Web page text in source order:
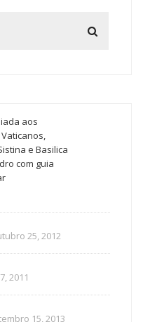
aos
e Basilica
com guia
25, 2012
2011
15, 2013